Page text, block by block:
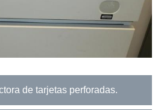
de tarjetas perforadas.